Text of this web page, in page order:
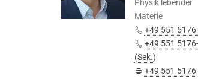
Physik lebender
Materie
+49 551
+49 551
(Sek.)
+49 551 5176